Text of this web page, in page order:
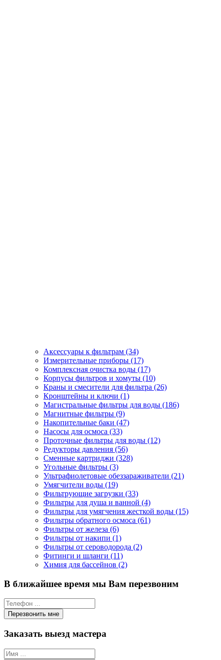
Аксессуары к фильтрам (34)
Измерительные приборы (17)
Комплексная очистка воды (17)
Корпусы фильтров и хомуты (10)
Краны и смесители для фильтра (26)
Кронштейны и ключи (1)
Магистральные фильтры для воды (186)
Магнитные фильтры (9)
Накопительные баки (47)
Насосы для осмоса (33)
Проточные фильтры для воды (12)
Редукторы давления (56)
Сменные картриджи (328)
Угольные фильтры (3)
Ультрафиолетовые обеззараживатели (21)
Умягчители воды (19)
Фильтрующие загрузки (33)
Фильтры для душа и ванной (4)
Фильтры для умягчения жесткой воды (15)
Фильтры обратного осмоса (61)
Фильтры от железа (6)
Фильтры от накипи (1)
Фильтры от сероводорода (2)
Фитинги и шланги (11)
Химия для бассейнов (2)
В ближайшее время мы Вам перезвоним
Заказать выезд мастера